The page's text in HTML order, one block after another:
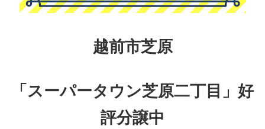
越前市芝原
「スーパータウン芝原二丁目」 好
評分譲中